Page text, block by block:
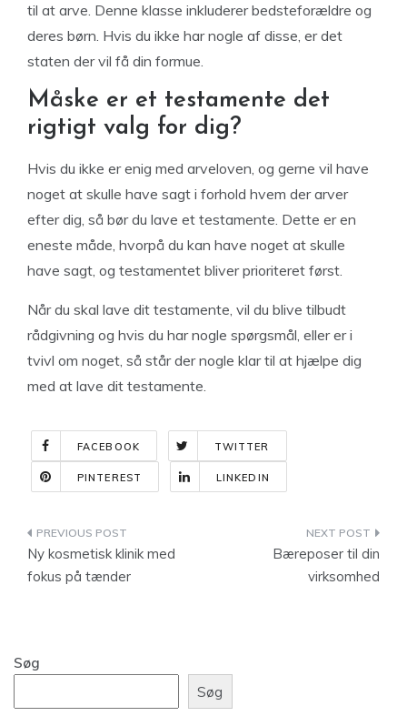
til at arve. Denne klasse inkluderer bedsteforældre og
deres børn. Hvis du ikke har nogle af disse, er det
staten der vil få din formue.
Måske er et testamente det
rigtigt valg for dig?
Hvis du ikke er enig med arveloven, og gerne vil have
noget at skulle have sagt i forhold hvem der arver
efter dig, så bør du lave et testamente. Dette er en
eneste måde, hvorpå du kan have noget at skulle
have sagt, og testamentet bliver prioriteret først.
Når du skal lave dit testamente, vil du blive tilbudt
rådgivning og hvis du har nogle spørgsmål, eller er i
tvivl om noget, så står der nogle klar til at hjælpe dig
med at lave dit testamente.
FACEBOOK TWITTER
PINTEREST LINKEDIN
Indlægsnavigation
Ny kosmetisk klinik med
fokus på tænder
Bæreposer til din
virksomhed
Søg
Søg